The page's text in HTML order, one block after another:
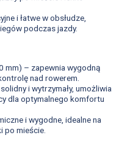
i łatwe w obsłudze,
podczas jazdy.
mm) – zapewnia wygodną
nad rowerem.
i wytrzymały, umożliwia
dla optymalnego komfortu
i wygodne, idealne na
po mieście.